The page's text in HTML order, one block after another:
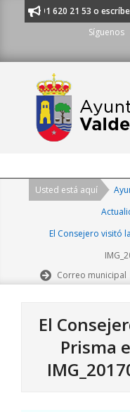
al 91 620 21 53 o
Síguenos
Navigation
Usted está aquí
El Consejero visitó
Correo municipal
El
Prisma